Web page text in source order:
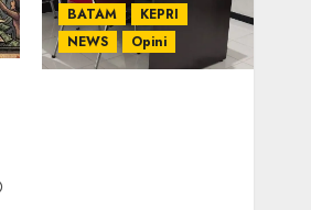
BATAM
KEPRI
NEWS
Opini